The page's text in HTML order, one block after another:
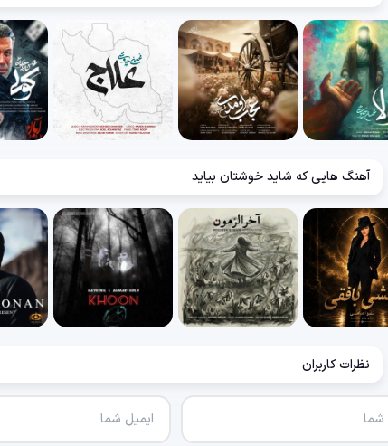
آهنگ هایی که شاید خوشتان بیاید
نظرات کاربران